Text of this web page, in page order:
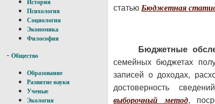
История
Психология
Социология
Экономика
Философия
- Общество
Образование
Развитие науки
Ученые
Экология
статью Бюджетная
Бюджетные
семейных бюджетах
записей о доходах,
достоверность
выборочный метод,